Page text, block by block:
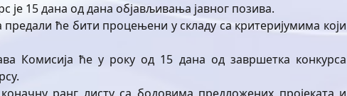
је 15 дана од дана објављивања јавног позива.
предали ће бити процењени у складу са критеријумима који
Комисија ће у року од 15 дана од завршетка конкурса